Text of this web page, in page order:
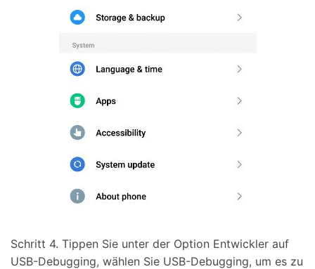
Schritt 4. Tippen Sie unter der Option Entwickler auf
USB-Debugging, wählen Sie USB-Debugging, um es zu